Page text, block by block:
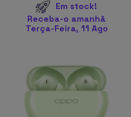
Em stock!
Receba-o amanhã
Terça-Feira, 11 Ago